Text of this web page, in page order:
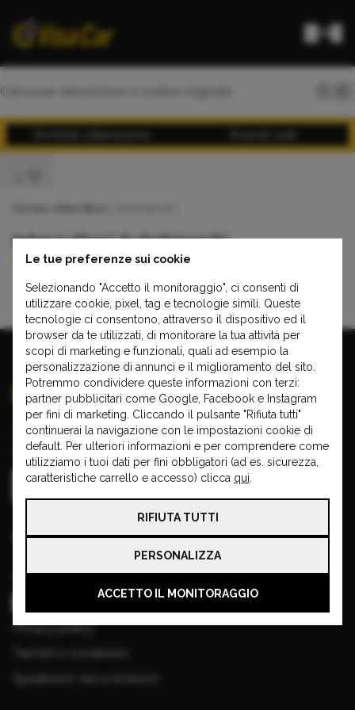
Interruttori Autobianchi
Y10
Copyright © 2026 VISA CAR
Partita IVA: 00970910196
Informazioni base
Cookie
Privacy policy
Le tue preferenze sui cookie
Selezionando "Accetto il monitoraggio", ci consenti di
utilizzare cookie, pixel, tag e tecnologie simili. Queste
tecnologie ci consentono, attraverso il dispositivo ed il
browser da te utilizzati, di monitorare la tua attività per
scopi di marketing e funzionali, quali ad esempio la
personalizzazione di annunci e il miglioramento del sito.
Potremmo condividere queste informazioni con terzi:
partner pubblicitari come Google, Facebook e Instagram
per fini di marketing. Cliccando il pulsante "Rifiuta tutti"
continuerai la navigazione con le impostazioni cookie di
default. Per ulteriori informazioni e per comprendere come
utilizziamo i tuoi dati per fini obbligatori (ad es. sicurezza,
caratteristiche carrello e accesso) clicca qui
RIFIUTA TUTTI
PERSONALIZZA
ACCETTO IL MONITORAGGIO